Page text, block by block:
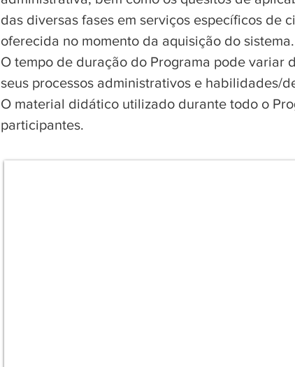
das diversas fases em serviços específicos de
oferecida no momento da aquisição do sistema.
O tempo de duração do Programa pode variar
seus processos administrativos e habilidades/
O material didático utilizado durante todo o
participantes.